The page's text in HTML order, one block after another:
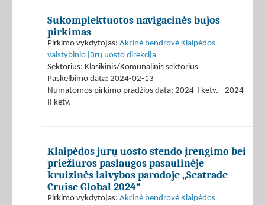
Sukomplektuotos navigacinės bujos
pirkimas
Pirkimo vykdytojas: Akcinė bendrovė Klaipėdos
valstybinio jūrų uosto direkcija
Sektorius: Klasikinis/Komunalinis sektorius
Paskelbimo data: 2024-02-13
Numatomos pirkimo pradžios data: 2024-I ketv. - 2024-
II ketv.
Klaipėdos jūrų uosto stendo įrengimo bei
priežiūros paslaugos pasaulinėje
kruizinės laivybos parodoje „Seatrade
Cruise Global 2024“
Pirkimo vykdytojas: Akcinė bendrovė Klaipėdos